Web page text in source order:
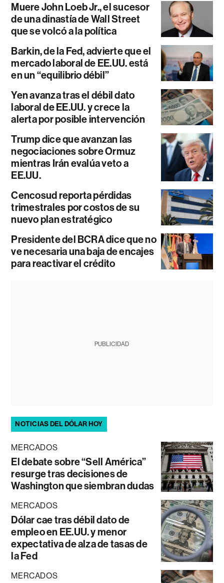
Muere John Loeb Jr., el sucesor
de una dinastía de Wall Street
que se volcó a la política
Barkin, de la Fed, advierte que el
mercado laboral de EE.UU. está
en un “equilibrio débil”
Yen avanza tras el débil dato
laboral de EE.UU. y crece la
alerta por posible intervención
Trump dice que avanzan las
negociaciones sobre Ormuz
mientras Irán evalúa veto a
EE.UU.
Cencosud reporta pérdidas
trimestrales por costos de su
nuevo plan estratégico
Presidente del BCRA dice que no
ve necesaria una baja de encajes
para reactivar el crédito
PUBLICIDAD
NOTICIAS DEL DÓLAR HOY
MERCADOS
El debate sobre “Sell América”
resurge tras decisiones de
Washington que siembran dudas
MERCADOS
Dólar cae tras débil dato de
empleo en EE.UU. y menor
expectativa de alza de tasas de
la Fed
MERCADOS